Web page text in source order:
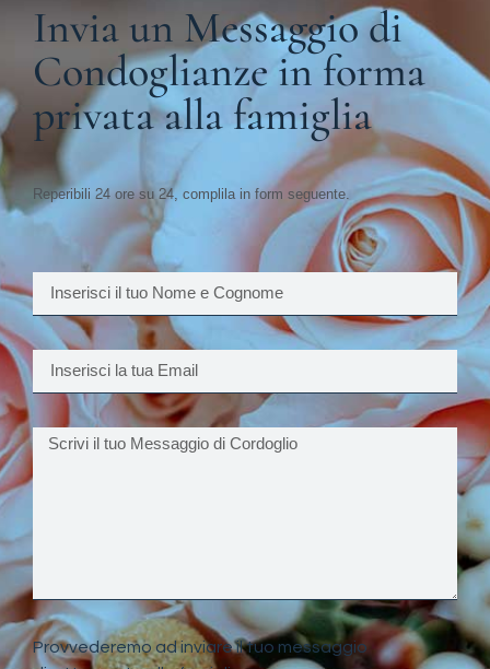
Invia un Messaggio di
Condoglianze in forma
privata alla famiglia
Reperibili 24 ore su 24, complila in form seguente.
Provvederemo ad inviare il tuo messaggio